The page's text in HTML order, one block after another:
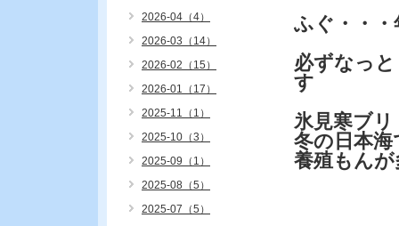
ふぐ・・
必ずなっ
す
氷見寒ブ
冬の日本
養殖もん
2026-04（4）
2026-03（14）
2026-02（15）
2026-01（17）
2025-11（1）
2025-10（3）
2025-09（1）
2025-08（5）
2025-07（5）